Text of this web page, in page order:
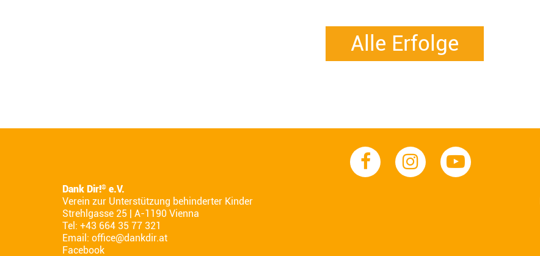
Alle Erfolge
Dank Dir!® e.V.
Verein zur Unterstützung behinderter Kinder
Strehlgasse 25 | A-1190 Vienna
Tel: +43 664 35 77 321
Email: office@dankdir.at
Facebook